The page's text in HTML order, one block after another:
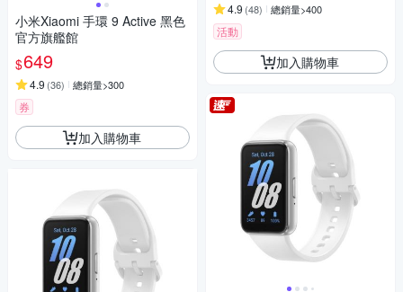
小米Xiaomi 手環 9 Active 黑色
官方旗艦館
$649
4.9 (36) 總銷量>300
券
加入購物車
4.9 (48) 總銷量>400
活動
加入購物車